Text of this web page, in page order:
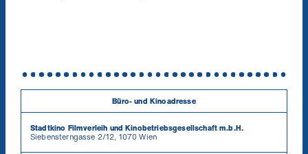
Büro- und Kinoadresse
Stadtkino Filmverleih und Kinobetriebsgesellschaft m.b.H.
Siebensterngasse 2/12, 1070 Wien